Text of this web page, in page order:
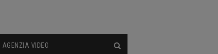
AGENZIA VIDEO